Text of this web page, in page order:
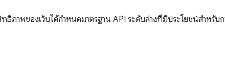
ภาพของเว็บได้กําหนดมาตรฐาน API ระดับล่างที่มีประโยชน์สําหรับก